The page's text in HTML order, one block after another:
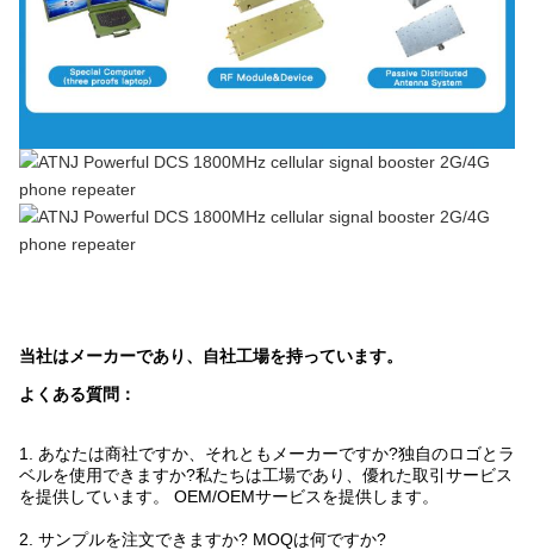
当社はメーカーであり、自社工場を持っています。
よくある質問：
1. あなたは商社ですか、それともメーカーですか?独自のロゴとラ
ベルを使用できますか?私たちは工場であり、優れた取引サービス
を提供しています。 OEM/OEMサービスを提供します。
2. サンプルを注文できますか? MOQは何ですか?